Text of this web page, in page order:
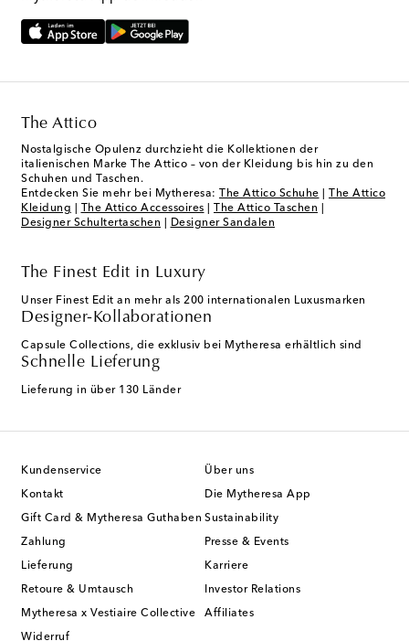
The Attico
Nostalgische Opulenz durchzieht die Kollektionen der
italienischen Marke The Attico – von der Kleidung bis hin zu den
Schuhen und Taschen.
Entdecken Sie mehr bei Mytheresa:
The Attico Schuhe
The Attico
Kleidung
The Attico Accessoires The Attico Taschen
Designer Schultertaschen
Designer Sandalen
The Finest Edit in Luxury
Unser Finest Edit an mehr als 200 internationalen Luxusmarken
Designer-Kollaborationen
Capsule Collections, die exklusiv bei Mytheresa erhältlich sind
Schnelle Lieferung
Lieferung in über 130 Länder
Kundenservice
Kontakt
Gift Card & Mytheresa Guthaben
Zahlung
Lieferung
Retoure & Umtausch
Mytheresa x Vestiaire Collective
Widerruf
Über uns
Die Mytheresa App
Sustainability
Presse & Events
Karriere
Investor Relations
Affiliates